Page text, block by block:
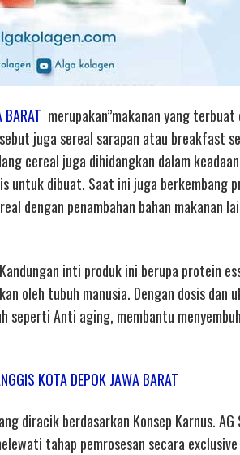
merupakan”makanan yang
juga sereal sarapan atau breakfast
cereal juga dihidangkan dalam
dibuat. Saat ini juga berkembang
dengan penambahan bahan makanan
inti produk ini berupa protein
oleh tubuh manusia. Dengan dosis dan
Anti aging, membantu
KOTA DEPOK JAWA BARAT
diracik berdasarkan Konsep Karnus.
tahap pemrosesan secara